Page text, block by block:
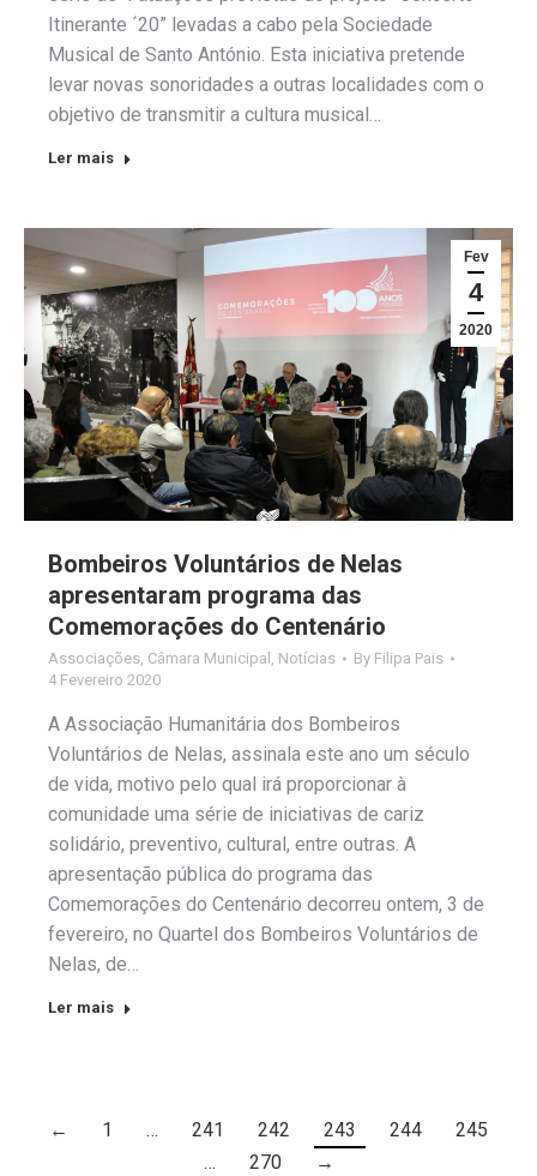
Itinerante ´20” levadas a cabo pela Sociedade
Musical de Santo António. Esta iniciativa pretende
levar novas sonoridades a outras localidades com o
objetivo de transmitir a cultura musical…
Ler mais
Fev
4
2020
Bombeiros Voluntários de Nelas
apresentaram programa das
Comemorações do Centenário
Associações, Câmara Municipal , Notícias By Filipa Pais
4 Fevereiro 2020
A Associação Humanitária dos Bombeiros
Voluntários de Nelas, assinala este ano um século
de vida, motivo pelo qual irá proporcionar à
comunidade uma série de iniciativas de cariz
solidário, preventivo, cultural, entre outras. A
apresentação pública do programa das
Comemorações do Centenário decorreu ontem, 3 de
fevereiro, no Quartel dos Bombeiros Voluntários de
Nelas, de…
Ler mais
← 1 … 241 242 243 244
245
…
270 →